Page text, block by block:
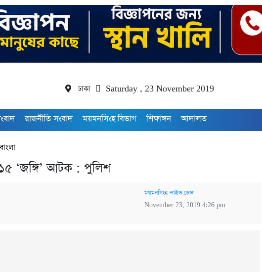
ঢাকা Saturday , 23 November 2019
রাজনীতি সংবাদ ময়মনসিংহ বিভাগ শিক্ষাঙ্গন আদালত
১৫ ‘জঙ্গি’ আটক : পুলিশ
ময়মনসিংহ লাইভ ডেস্ক
November 23, 2019 4:26 pm